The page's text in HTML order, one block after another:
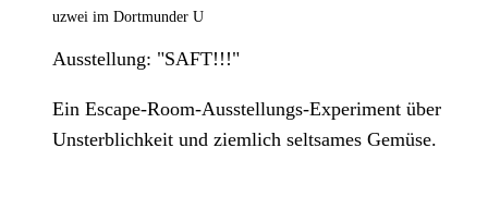
uzwei im Dortmunder U
Ausstellung: "SAFT!!!"
Ein Escape-Room-Ausstellungs-Experiment über
Unsterblichkeit und ziemlich seltsames Gemüse.